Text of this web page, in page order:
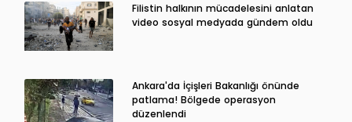
Filistin halkının mücadelesini anlatan
video sosyal medyada gündem oldu
Ankara'da İçişleri Bakanlığı önünde
patlama! Bölgede operasyon
düzenlendi